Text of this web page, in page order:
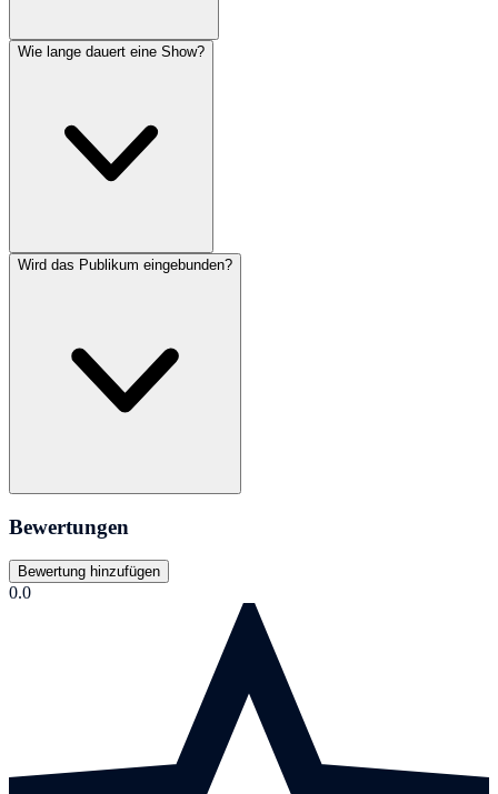
Wie lange dauert eine Show?
Wird das Publikum eingebunden?
Bewertungen
Bewertung hinzufügen
0.0